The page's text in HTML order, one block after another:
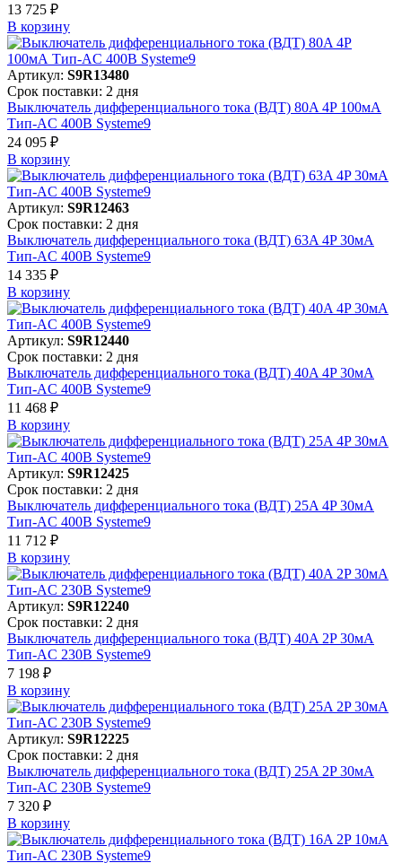
13 725 ₽
В корзинy
Артикул: S9R13480
Срок поставки: 2 дня
Выключатель дифференциального тока (ВДТ) 80A 4P 100мА
Тип-AC 400В Systeme9
24 095 ₽
В корзинy
Артикул: S9R12463
Срок поставки: 2 дня
Выключатель дифференциального тока (ВДТ) 63A 4P 30мА
Тип-AC 400В Systeme9
14 335 ₽
В корзинy
Артикул: S9R12440
Срок поставки: 2 дня
Выключатель дифференциального тока (ВДТ) 40A 4P 30мА
Тип-AC 400В Systeme9
11 468 ₽
В корзинy
Артикул: S9R12425
Срок поставки: 2 дня
Выключатель дифференциального тока (ВДТ) 25A 4P 30мА
Тип-AC 400В Systeme9
11 712 ₽
В корзинy
Артикул: S9R12240
Срок поставки: 2 дня
Выключатель дифференциального тока (ВДТ) 40A 2P 30мА
Тип-AC 230В Systeme9
7 198 ₽
В корзинy
Артикул: S9R12225
Срок поставки: 2 дня
Выключатель дифференциального тока (ВДТ) 25A 2P 30мА
Тип-AC 230В Systeme9
7 320 ₽
В корзинy